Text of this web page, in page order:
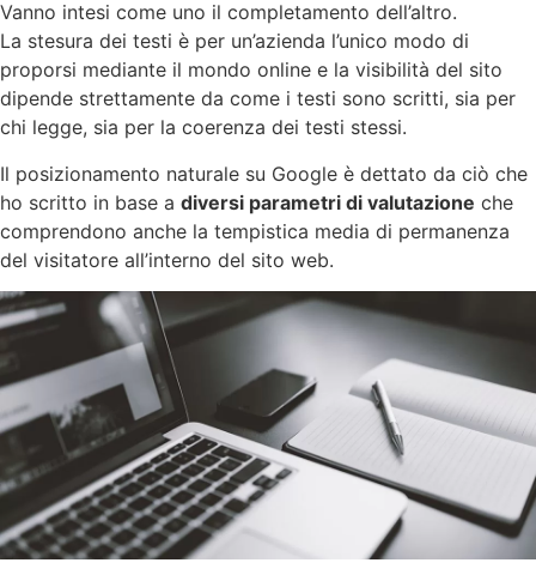
Vanno intesi come uno il completamento dell’altro.
La stesura dei testi è per un’azienda l’unico modo di
proporsi mediante il mondo online e la visibilità del sito
dipende strettamente da come i testi sono scritti, sia per
chi legge, sia per la coerenza dei testi stessi.
Il posizionamento naturale su Google è dettato da ciò che
ho scritto in base a diversi parametri di valutazione che
comprendono anche la tempistica media di permanenza
del visitatore all’interno del sito web.